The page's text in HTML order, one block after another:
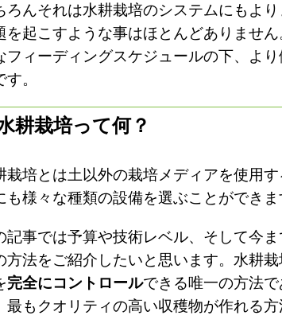
ろんそれは水耕栽培のシステムにもよ
を起こすような事はほとんどありませ
フィーディングスケジュールの下、よ
。
耕栽培って何？
栽培とは土以外の栽培メディアを使用す
も様々な種類の設備を選ぶことができま
記事では予算や技術レベル、そして今
方法をご紹介したいと思います。水耕
完全にコントロールできる唯一の方法
最もクオリティの高い収穫物が作れる方